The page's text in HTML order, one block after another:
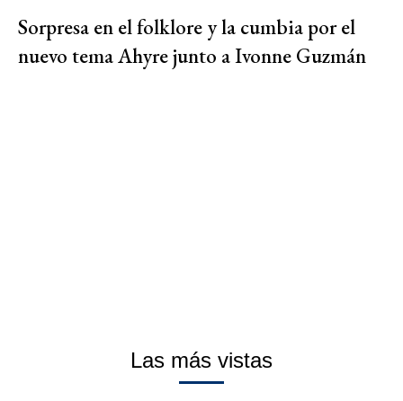
Sorpresa en el folklore y la cumbia por el
nuevo tema Ahyre junto a Ivonne Guzmán
Las más vistas